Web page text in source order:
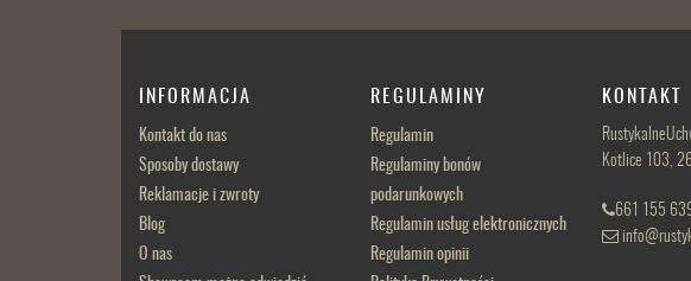
INFORMACJA
Kontakt do nas
Sposoby dostawy
Reklamacje i zwroty
Blog
O nas
REGULAMINY
Regulamin
Regulaminy bonów
podarunkowych
Regulamin usług elektronicznych
Regulamin opinii
KONTAKT
Kotlice 103,
661 155